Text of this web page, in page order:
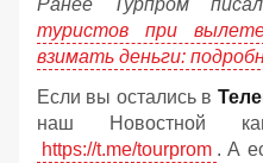
Ранее Турпром
туристов при
взимать деньги:
Если вы остались в
наш Новостной
https://t.me/tourprom . А